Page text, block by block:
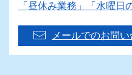
「昼休み業務」「水曜日
メールでのお問